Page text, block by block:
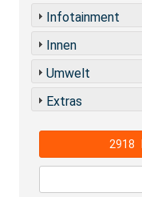
Infotainment
Innen
Umwelt
Extras
2918